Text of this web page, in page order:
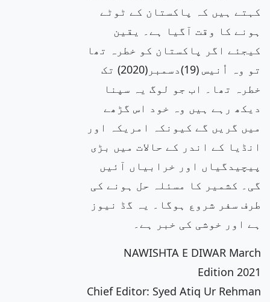
کہتے ہیں کہ پاکستان کے ٹوٹے
ہونے کا وقت آگیا ہے۔ یقین
کیجئے اگر پاکستان کو خطرہ تھا
تو وہ اُنیس (19)دسمبر(2020) تک
خطرہ تھا۔ اب جو لوگ یہ سپنا
دیکھ رہے ہیں وہ خود اس گڑھے
میں گریں گے کیونکہ امریکہ اور
انڈیا کے اندر کے حالات میں بڑی
پیچیدگیاں اور خرابیاں آئیں
گی۔ کشمیر کا مسئلہ حل ہونے کی
طرف سفر شروع ہوگا۔ یہ گڈ نیوز
ہے اور خوشی کی خبر ہے۔
NAWISHTA E DIWAR March
Edition 2021
Chief Editor: Syed Atiq Ur Rehman